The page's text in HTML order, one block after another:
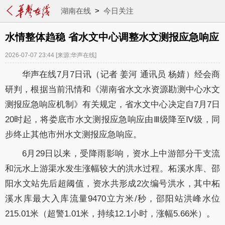
湖南在线> 今日关注
水情整体趋稳 省水文中心调整水文测报应急响应
2026-07-07 23:44 [来源:华声在线]
华声在线7月7日讯（记者 姜河 通讯员 杨婧）经会商
研判 ，根据当前汛情和《湖南省水文水资源勘测中心水文
测报应急响应机制》有关规定 ，省水文中心决定自7月 7日
20时起 ，将娄底市水文测报应急响应由Ⅲ级降至Ⅳ级，同
步终止其他市州水文测报应急响应。
6月29日以来， 受降雨影响，资水上中游部分干支流
和沅水上游渠水发生涨幅较大的洪水过程。柘溪水库、邵
阳水文站先后超阈值，资水共形成2次编号洪水，其中柘
溪水库最大入库流量9470立方米/秒，邵阳站洪峰水位
215.01米 （超警1.01米，持续12.1小时，涨幅5.66米） 。